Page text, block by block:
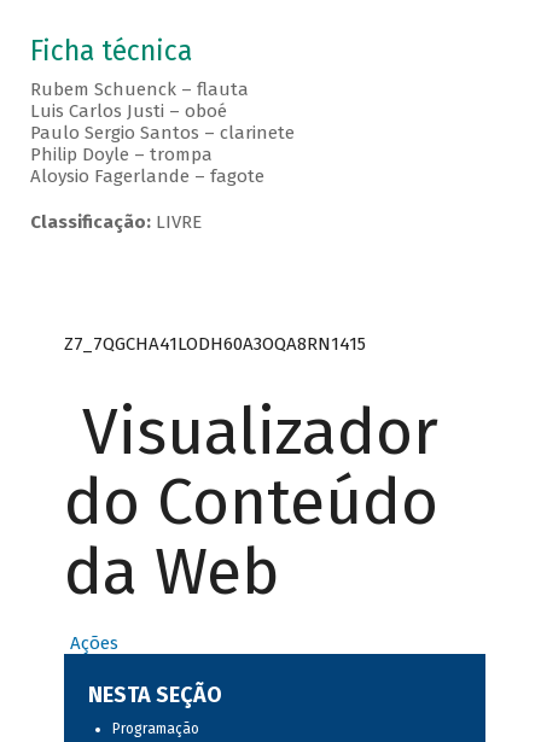
Ficha técnica
Rubem Schuenck – flauta
Luis Carlos Justi – oboé
Paulo Sergio Santos – clarinete
Philip Doyle – trompa
Aloysio Fagerlande – fagote
Classificação:LIVRE
Z7_7QGCHA41LODH60A3OQA8RN1415
Visualizador
do Conteúdo
da Web
Ações
NESTA SEÇÃO
Programação